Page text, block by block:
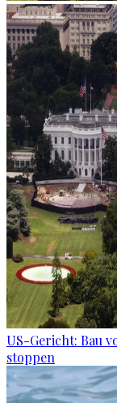
US-Gericht: Bau
stoppen